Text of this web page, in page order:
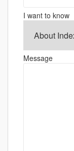
I want to know
Message